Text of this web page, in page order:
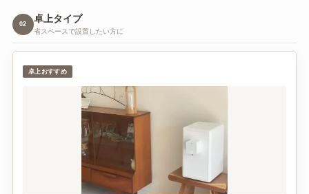
02
卓上タイプ
省スペースで設置したい方に
卓上おすすめ